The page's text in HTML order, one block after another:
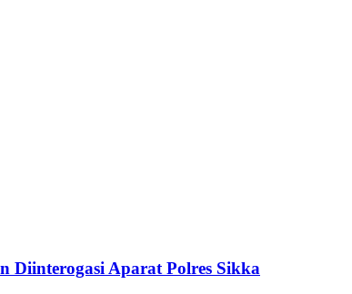
Diinterogasi Aparat Polres Sikka